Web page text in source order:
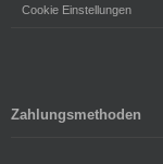
Cookie Einstellungen
Zahlungsmethoden